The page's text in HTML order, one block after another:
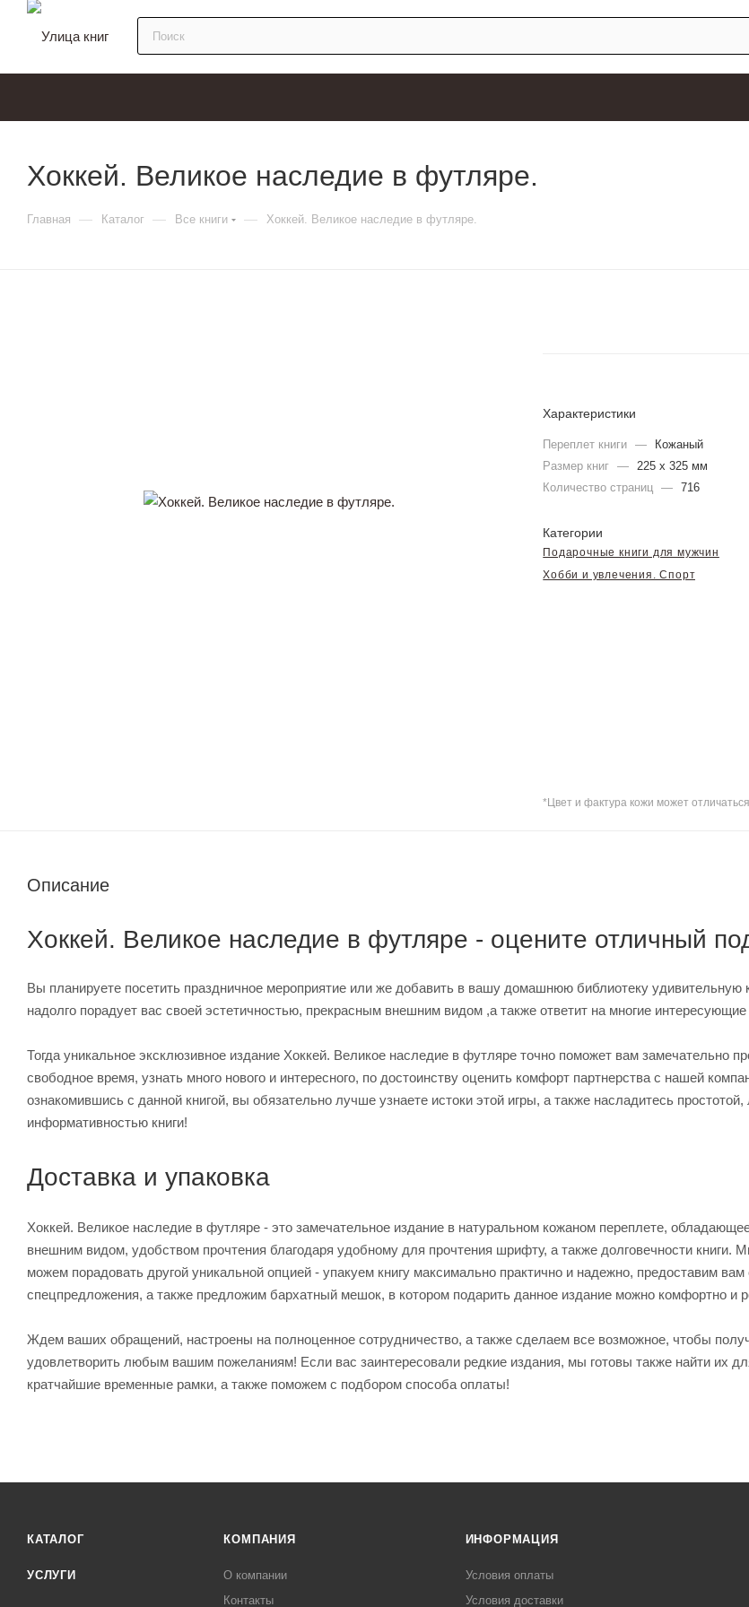
Хоккей. Великое наследие в футляре.
Главная — Каталог — Все книги — Хоккей. Великое наследие в футляре.
Характеристики
Переплет книги —
Кожаный
Размер книг
—
225 х 325 мм
Количество страниц
— 716
Категории
Подарочные книги для мужчин
Хобби и увлечения. Спорт
*Цвет и фактура кожи может
Описание
Хоккей. Великое наследие в футляре - оцените отличный
Вы планируете посетить праздничное мероприятие или же добавить в вашу домашнюю библиотеку удивительную
надолго порадует вас своей эстетичностью, прекрасным внешним видом ,а также ответит на многие
Тогда уникальное эксклюзивное издание Хоккей. Великое наследие в футляре точно поможет вам замечательно
свободное время, узнать много нового и интересного, по достоинству оценить комфорт партнерства с нашей
ознакомившись с данной книгой, вы обязательно лучше узнаете истоки этой игры, а также насладитесь
информативностью книги!
Доставка и упаковка
Хоккей. Великое наследие в футляре - это замечательное издание в натуральном кожаном переплете,
внешним видом, удобством прочтения благодаря удобному для прочтения шрифту, а также долговечности книги.
можем порадовать другой уникальной опцией - упакуем книгу максимально практично и надежно, предоставим
спецпредложения, а также предложим бархатный мешок, в котором подарить данное издание можно комфортно и
Ждем ваших обращений, настроены на полноценное сотрудничество, а также сделаем все возможное, чтобы
удовлетворить любым вашим пожеланиям! Если вас заинтересовали редкие издания, мы готовы также найти их
кратчайшие временные рамки, а также поможем с подбором способа оплаты!
КАТАЛОГ
УСЛУГИ
КОМПАНИЯ
О компании
Контакты
ИНФОРМАЦИЯ
Условия оплаты
Условия доставки